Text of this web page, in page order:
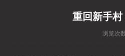
重回新手
浏览次